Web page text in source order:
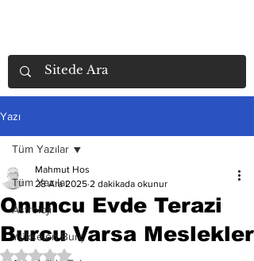
Yazı
Tüm Yazılar
Astroloji
Yükselen Burç
Tüm Yazılar
Onuncu Evde Terazi
Burcu Varsa Meslekler
Mahmut Hos
28 Ara 2025 2 dakikada okunur
5 üzerinden NaN yıldız